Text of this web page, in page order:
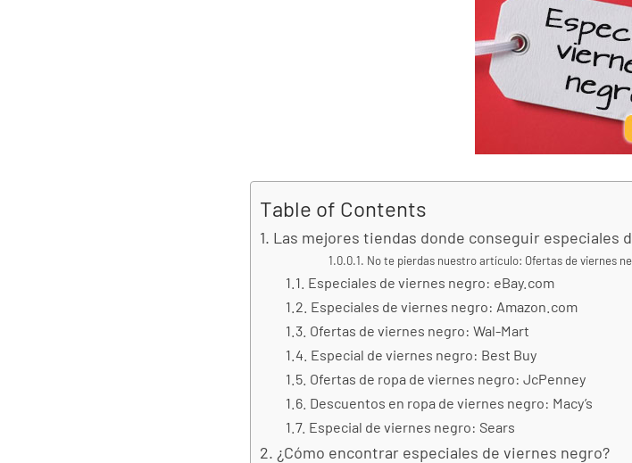
Table of Contents
Las mejores tiendas donde conseguir especiales
No te pierdas nuestro artículo: Ofertas de viernes
Especiales de viernes negro: eBay.com
Especiales de viernes negro: Amazon.com
Ofertas de viernes negro: Wal-Mart
Especial de viernes negro: Best Buy
Ofertas de ropa de viernes negro: JcPenney
Descuentos en ropa de viernes negro: Macy’s
Especial de viernes negro: Sears
¿Cómo encontrar especiales de viernes negro?